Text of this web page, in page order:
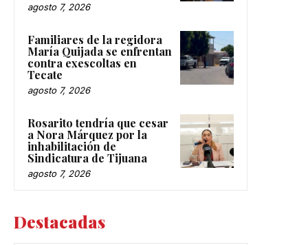
agosto 7, 2026
Familiares de la regidora
María Quijada se enfrentan
contra exescoltas en
Tecate
agosto 7, 2026
Rosarito tendría que cesar
a Nora Márquez por la
inhabilitación de
Sindicatura de Tijuana
agosto 7, 2026
Destacadas